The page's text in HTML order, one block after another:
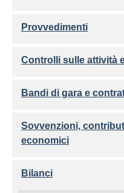
Provvedimenti
Controlli sulle attività
Bandi di gara e
Sovvenzioni,
economici
Bilanci